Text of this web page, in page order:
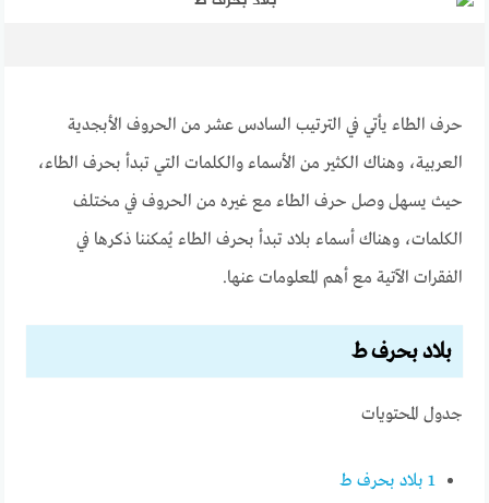
حرف الطاء يأتي في الترتيب السادس عشر من الحروف الأبجدية
العربية، وهناك الكثير من الأسماء والكلمات التي تبدأ بحرف الطاء،
حيث يسهل وصل حرف الطاء مع غيره من الحروف في مختلف
الكلمات، وهناك أسماء بلاد تبدأ بحرف الطاء يُمكننا ذكرها في
الفقرات الآتية مع أهم المعلومات عنها.
بلاد بحرف ط
جدول المحتويات
1 بلاد بحرف ط